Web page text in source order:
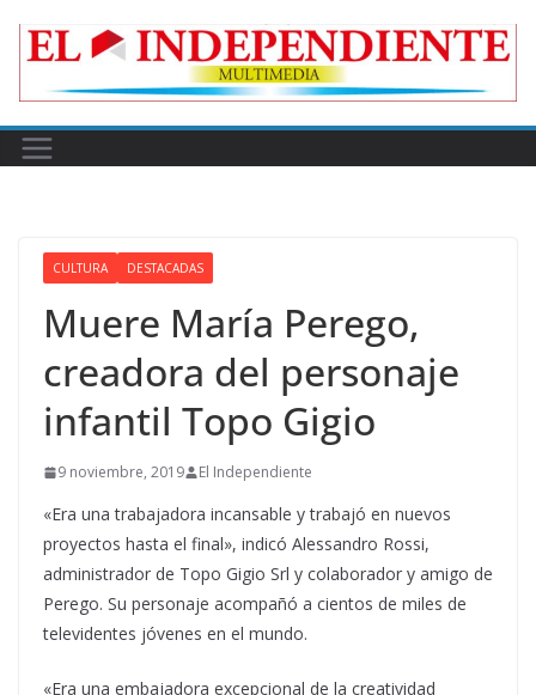
CULTURA DESTACADAS
Muere María Perego,
creadora del personaje
infantil Topo Gigio
9 noviembre, 2019 El Independiente
«Era una trabajadora incansable y trabajó en nuevos
proyectos hasta el final», indicó Alessandro Rossi,
administrador de Topo Gigio Srl y colaborador y amigo de
Perego. Su personaje acompañó a cientos de miles de
televidentes jóvenes en el mundo.
«Era una embajadora excepcional de la creatividad